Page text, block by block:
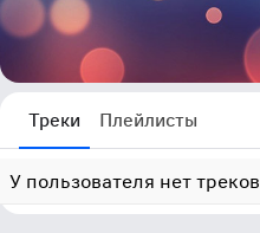
Треки Плейлисты
У пользователя нет треков